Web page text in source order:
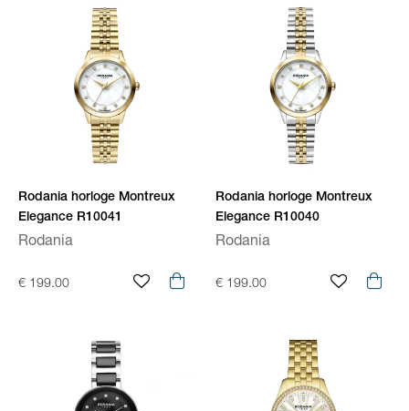
Rodania horloge Montreux
Elegance R10041
Rodania
€ 199.00
Rodania horloge Montreux
Elegance R10040
Rodania
€ 199.00